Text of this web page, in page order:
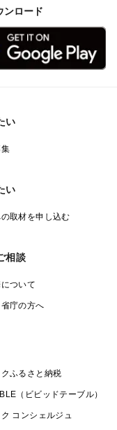
ロード
い
い
取材を申し込む
相談
ついて
庁の方へ
ふるさと納税
（ビビッドテーブル）
コンシェルジュ